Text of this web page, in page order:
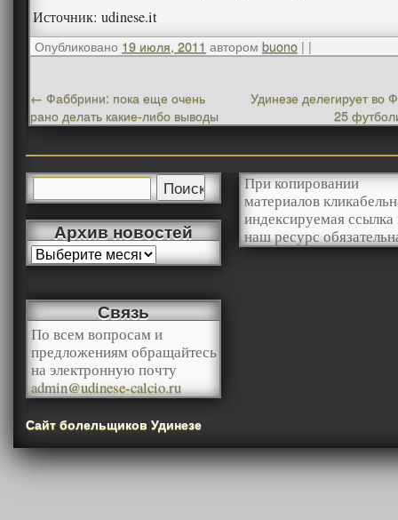
Источник: udinese.it
Опубликовано 19 июля, 2011 автором buono | |
← Фаббрини: пока еще очень
рано делать какие-либо выводы
Удинезе делегирует во
25
Архив новостей
При копировании
материалов
индексируемая ссылка
наш ресурс
Связь
По всем вопросам и
предложениям обращайтесь
на электронную почту
admin@udinese-calcio.ru
Сайт болельщиков Удинезе